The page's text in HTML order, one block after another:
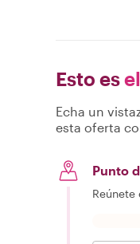
Esto es
Echa un
esta oferta
Punto